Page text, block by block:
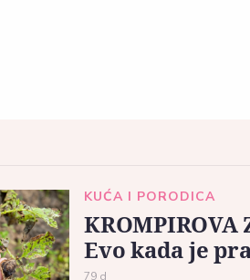
KUĆA I PORODICA
KROMPIROVA
Evo kada je
79 d